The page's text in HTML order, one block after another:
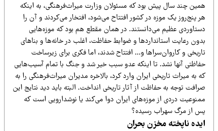
چند سال پیش بود که مسئولان وزارت میراث‌فرهنگی، به اینکه
پنج‌روز یک موزه در کشور افتتاح می‌شود، افتخار می‌کردند و آن را
عظیم می‌دانستند. در همان مقطع هم بود که موزه‌هایی
رعایت استانداردها و ضوابط حفاظت، اغلب در خانه‌ها و بناهای
و کاروان‌سراها و… افتتاح شدند، اما فکری برای زیرساخت
آنها نشد. تا اینکه عدو سبب خیر شد و جنگ با تمام آسیب‌هایی
به میراث تاریخی ایران وارد کرد، بالاخره مدیران میراث‌فرهنگی را به
توجه به حفاظت از آثار تاریخی انداخت. البته باید دید نتایج این
دردی از موزه‌های ایران دوا می‌کند یا نوشدارویی است که
از مرگ سهراب رسیده؟
ناپخته مخزن بحران